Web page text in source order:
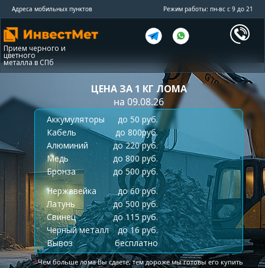
Адреса мобильных пунктов Режим работы: пн-вс с 9 до 21
Прием черного и
цветного
металла в СПб
ЦЕНА ЗА 1 КГ ЛОМА
на 09.08.26
Аккумуляторы
до 50 руб.
Кабель
до 800руб.
Алюминий
до 220 руб.
Медь
до 800 руб.
Бронза
до 500 руб.
Нержавейка
до 60 руб.
Латунь
до 500 руб.
Свинец
до 115 руб.
Черный металл
до 16 руб.
Вывоз
бесплатно
*Чем больше лома Вы сдаете, тем дороже мы готовы его купить